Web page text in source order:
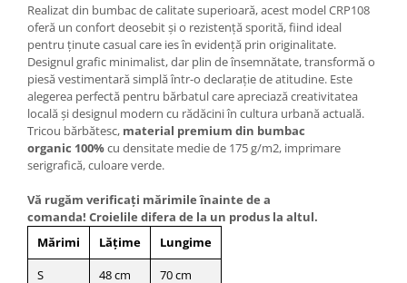
Realizat din bumbac de calitate superioară, acest model CRP108
oferă un confort deosebit și o rezistență sporită, fiind ideal
pentru ținute casual care ies în evidență prin originalitate.
Designul grafic minimalist, dar plin de însemnătate, transformă o
piesă vestimentară simplă într-o declarație de atitudine. Este
alegerea perfectă pentru bărbatul care apreciază creativitatea
locală și designul modern cu rădăcini în cultura urbană actuală.
Tricou bărbătesc, material premium din bumbac
organic 100%cu densitate medie de 175 g/m2, imprimare
serigrafică, culoare verde.
Vă rugăm verificaţi mărimile înainte de a
comanda! Croielile difera de la un produs la altul.
Mărimi
Lățime
Lungime
S
48 cm 70 cm